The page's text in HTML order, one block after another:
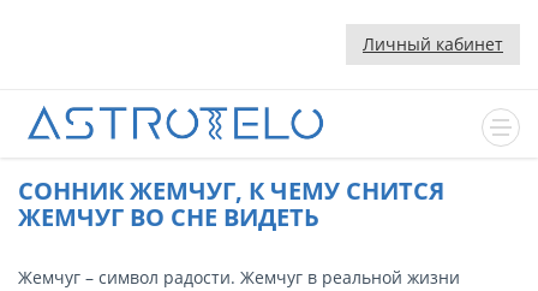
Личный кабинет
CОННИК ЖЕМЧУГ, К ЧЕМУ СНИТСЯ
ЖЕМЧУГ ВО СНЕ ВИДЕТЬ
Жемчуг – символ радости. Жемчуг в реальной жизни